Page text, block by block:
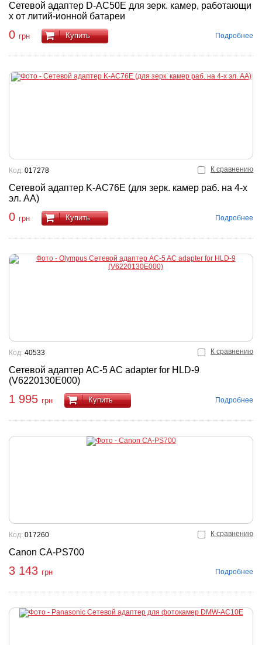
Сетевой адаптер D-AC50E для зерк. камер, работающи
х от литий-ионной батареи
0 грн Купить Подробнее
К сравнению
Сетевой адаптер K-AC76E (для зерк. камер раб. на 4-х
эл. АА)
Код: 017278
0 грн Купить Подробнее
К сравнению
Сетевой адаптер AC-5 AC adapter for HLD-9
(V6220130E000)
Код: 40533
1 995 грн Купить Подробнее
К сравнению
Canon CA-PS700
Код: 017260
3 143 грн Подробнее